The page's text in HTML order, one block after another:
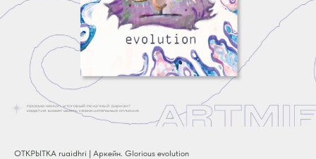
ОТКРЫТКА ruaidhri | Аркейн. Glorious evolution